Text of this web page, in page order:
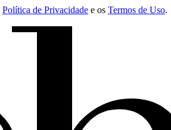
Política de Privacidade e os Termos de Uso.